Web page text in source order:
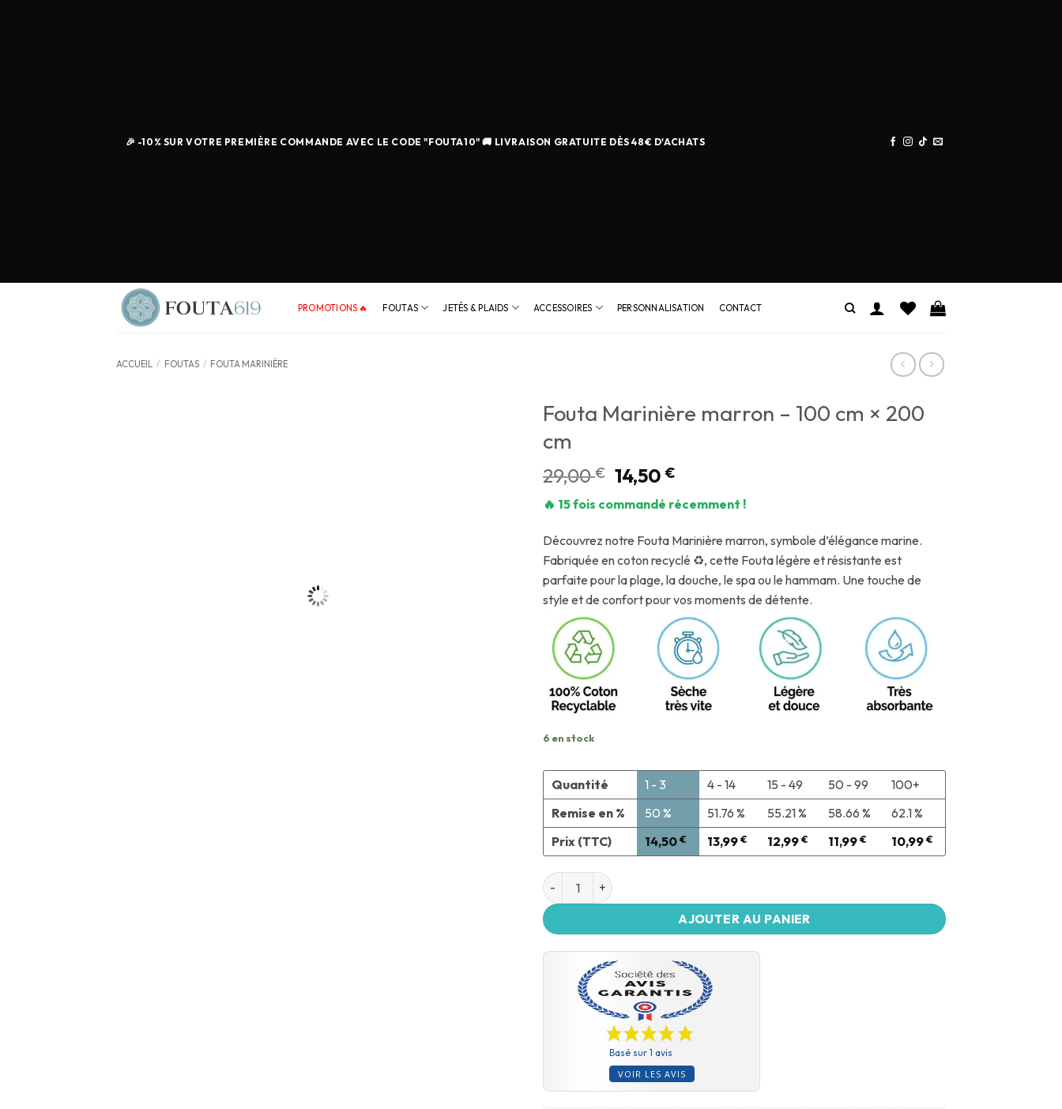
🎉 -10% SUR VOTRE PREMIÈRE COMMANDE AVEC LE CODE "FOUTA10" 🚚 LIVRAISON GRATUITE DÈS 48€ D'ACHATS
PROMOTIONS 🔥 FOUTAS JETÉS & PLAIDS ACCESSOIRES PERSONNALISATION CONTACT
ACCUEIL / FOUTAS / FOUTA MARINIÈRE
Fouta Marinière marron – 100 cm × 200
cm
29,00€ 14,50€
🔥 15 fois commandé récemment !
Découvrez notre Fouta Marinière marron, symbole d’élégance marine.
Fabriquée en coton recyclé ♻, cette Fouta légère et résistante est
parfaite pour la plage, la douche, le spa ou le hammam. Une touche de
style et de confort pour vos moments de détente.
6 en stock
Quantité
Remise en %
Prix (TTC)
1 - 3
50 %
14,50€
4 - 14
51.76 %
13,99 €
15 - 49
55.21 %
12,99 €
50 - 99
58.66 %
11,99€
100+
62.1 %
10,99 €
AJOUTER AU PANIER
Basé sur 1 avis
VOIR LES AVIS